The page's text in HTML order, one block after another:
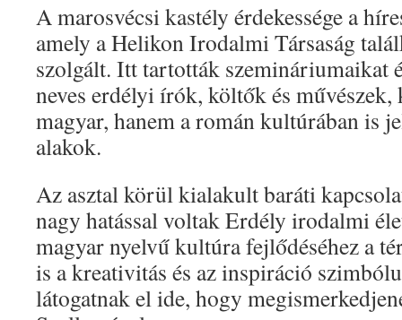
A marosvécsi kastély érdekessége a
amely a Helikon Irodalmi Társaság
szolgált. Itt tartották szemináriumaikat
neves erdélyi írók, költők és művészek,
magyar, hanem a román kultúrában is
alakok.
Az asztal körül kialakult baráti
nagy hatással voltak Erdély irodalmi
magyar nyelvű kultúra fejlődéséhez a
is a kreativitás és az inspiráció
látogatnak el ide, hogy